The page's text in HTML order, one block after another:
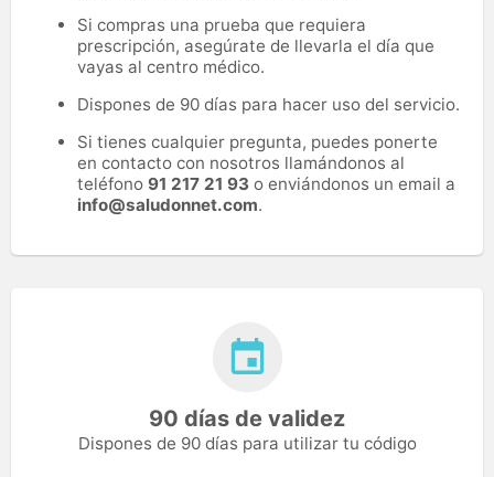
Si compras una prueba que requiera
prescripción, asegúrate de llevarla el día que
vayas al centro médico.
Dispones de 90 días para hacer uso del servicio.
Si tienes cualquier pregunta, puedes ponerte
en contacto con nosotros llamándonos al
teléfono 91 217 21 93 o enviándonos un email a
info@saludonnet.com.
90 días de validez
Dispones de 90 días para utilizar tu código